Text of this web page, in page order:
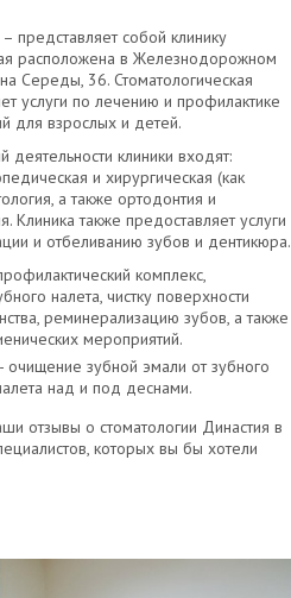
представляет собой клинику
расположена в Железнодорожном
Середы, 36. Стоматологическая
услуги по лечению и профилактике
для взрослых и детей.
деятельности клиники входят:
и хирургическая (как
а также ортодонтия и
Клиника также предоставляет услуги
и отбеливанию зубов и дентикюра.
комплекс,
налета, чистку поверхности
реминерализацию зубов, а также
мероприятий.
очищение зубной эмали от зубного
над и под деснами.
отзывы о стоматологии Династия в
которых вы бы хотели